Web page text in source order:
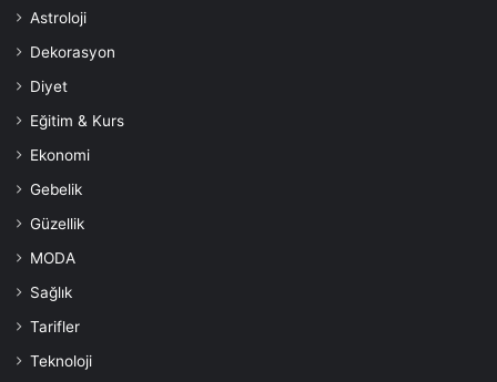
Astroloji
Dekorasyon
Diyet
Eğitim & Kurs
Ekonomi
Gebelik
Güzellik
MODA
Sağlık
Tarifler
Teknoloji